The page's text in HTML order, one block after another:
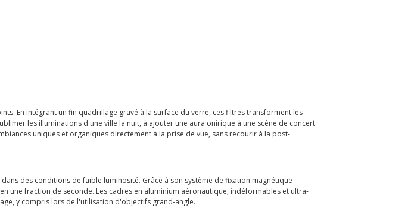
En intégrant un fin quadrillage gravé à la surface du verre, ces filtres transforment les
les illuminations d'une ville la nuit, à ajouter une aura onirique à une scène de concert
uniques et organiques directement à la prise de vue, sans recourir à la post-
des conditions de faible luminosité. Grâce à son système de fixation magnétique
une fraction de seconde. Les cadres en aluminium aéronautique, indéformables et ultra-
y compris lors de l'utilisation d'objectifs grand-angle.